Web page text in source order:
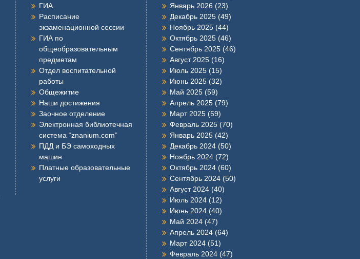
ГИА
Расписание
экзаменационной сессии
ГИА по
общеобразовательным
предметам
Отдел воспитательной
работы
Общежитие
Наши достижения
Заочное отделение
Электронная библиотечная
система “znanium.com”
ПДД и БЭ самоходных
машин
Платные образовательные
услуги
Январь 2026 (23)
Декабрь 2025 (49)
Ноябрь 2025 (44)
Октябрь 2025 (46)
Сентябрь 2025 (46)
Август 2025 (16)
Июль 2025 (15)
Июнь 2025 (32)
Май 2025 (59)
Апрель 2025 (79)
Март 2025 (59)
Февраль 2025 (70)
Январь 2025 (42)
Декабрь 2024 (50)
Ноябрь 2024 (72)
Октябрь 2024 (60)
Сентябрь 2024 (50)
Август 2024 (40)
Июль 2024 (12)
Июнь 2024 (40)
Май 2024 (47)
Апрель 2024 (64)
Март 2024 (51)
Февраль 2024 (47)